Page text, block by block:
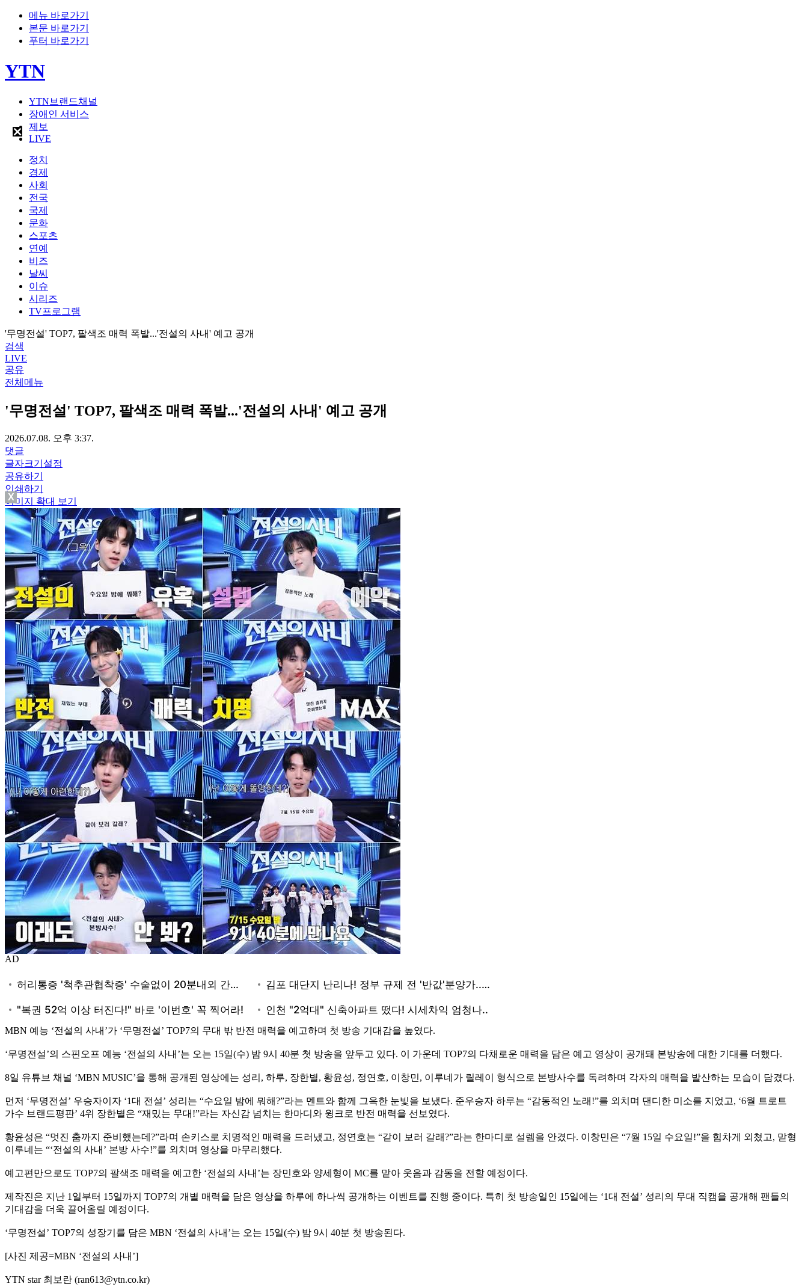
메뉴 바로가기
본문 바로가기
푸터 바로가기
YTN
YTN브랜드채널
장애인 서비스
제보
LIVE
정치
경제
사회
전국
국제
문화
스포츠
연예
비즈
날씨
이슈
시리즈
TV프로그램
'무명전설' TOP7, 팔색조 매력 폭발...'전설의 사내' 예고 공개
검색
LIVE
공유
전체메뉴
'무명전설' TOP7, 팔색조 매력 폭발...'전설의 사내' 예고 공개
2026.07.08. 오후 3:37.
댓글
글자크기설정
공유하기
인쇄하기
이미지 확대 보기
AD
MBN 예능 ‘전설의 사내’가 ‘무명전설’ TOP7의 무대 밖 반전 매력을 예고하며 첫 방송 기대감을 높였다.
‘무명전설’의 스핀오프 예능 ‘전설의 사내’는 오는 15일(수) 밤 9시 40분 첫 방송을 앞두고 있다. 이 가운데 TOP7의 다채로운 매력을 담은 예고 영상이 공개돼 본방송에 대한 기대를 더했다.
8일 유튜브 채널 ‘MBN MUSIC’을 통해 공개된 영상에는 성리, 하루, 장한별, 황윤성, 정연호, 이창민, 이루네가 릴레이 형식으로 본방사수를 독려하며 각자의 매력을 발산하는 모습이 담겼다.
먼저 ‘무명전설’ 우승자이자 ‘1대 전설’ 성리는 “수요일 밤에 뭐해?”라는 멘트와 함께 그윽한 눈빛을 보냈다. 준우승자 하루는 “감동적인 노래!”를 외치며 댄디한 미소를 지었고, ‘6월 트로트
가수 브랜드평판’ 4위 장한별은 “재밌는 무대!”라는 자신감 넘치는 한마디와 윙크로 반전 매력을 선보였다.
황윤성은 “멋진 춤까지 준비했는데?”라며 손키스로 치명적인 매력을 드러냈고, 정연호는 “같이 보러 갈래?”라는 한마디로 설렘을 안겼다. 이창민은 “7월 15일 수요일!”을 힘차게 외쳤고, 맏형
이루네는 “‘전설의 사내’ 본방 사수!”를 외치며 영상을 마무리했다.
예고편만으로도 TOP7의 팔색조 매력을 예고한 ‘전설의 사내’는 장민호와 양세형이 MC를 맡아 웃음과 감동을 전할 예정이다.
제작진은 지난 1일부터 15일까지 TOP7의 개별 매력을 담은 영상을 하루에 하나씩 공개하는 이벤트를 진행 중이다. 특히 첫 방송일인 15일에는 ‘1대 전설’ 성리의 무대 직캠을 공개해 팬들의
기대감을 더욱 끌어올릴 예정이다.
‘무명전설’ TOP7의 성장기를 담은 MBN ‘전설의 사내’는 오는 15일(수) 밤 9시 40분 첫 방송된다.
[사진 제공=MBN ‘전설의 사내’]
YTN star 최보란 (ran613@ytn.co.kr)
X